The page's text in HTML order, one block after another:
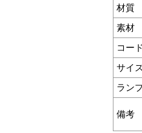
材質
素材
コー
サイ
ラン
備考